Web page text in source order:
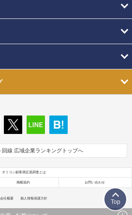
回線 広域企業ランキングトップへ
オリコン顧客満足度調査とは
掲載規約 お問い合わせ
会社概要 個人情報保護方針
Top